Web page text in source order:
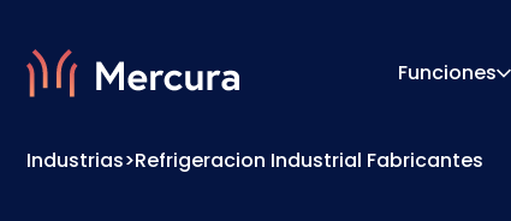
Funciones
Industrias>Refrigeracion Industrial Fabricantes